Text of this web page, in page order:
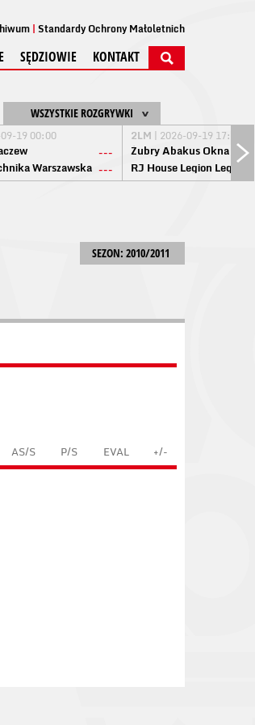
Standardy Ochrony Małoletnich
SĘDZIOWIE KONTAKT
WSZYSTKIE ROZGRYWKI
19 00:00
---
Warszawska ---
2LM | 2026-09-19 17:00
Żubry Abakus Okna
RJ House Legion
SEZON: 2010/2011
AS/S P/S EVAL +/-